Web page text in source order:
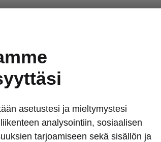
Škoda
asetustesi ja mieltymystesi
analysointiin, sosiaalisen
tarjoamiseen sekä sisällön ja